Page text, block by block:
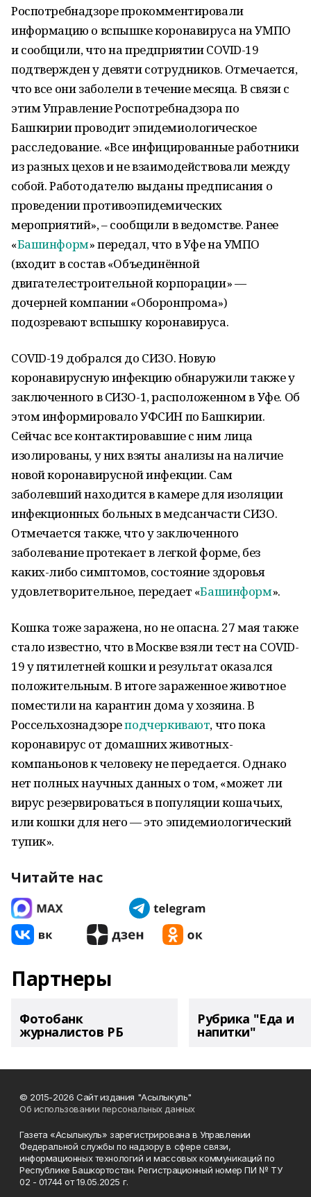
Роспотребнадзоре прокомментировали
информацию о вспышке коронавируса на УМПО
и сообщили, что на предприятии COVID-19
подтвержден у девяти сотрудников. Отмечается,
что все они заболели в течение месяца. В связи с
этим Управление Роспотребнадзора по
Башкирии проводит эпидемиологическое
расследование. «Все инфицированные работники
из разных цехов и не взаимодействовали между
собой. Работодателю выданы предписания о
проведении противоэпидемических
мероприятий», – сообщили в ведомстве. Ранее
«Башинформ» передал, что в Уфе на УМПО
(входит в состав «Объединённой
двигателестроительной корпорации» —
дочерней компании «Оборонпрома»)
подозревают вспышку коронавируса.
COVID-19 добрался до СИЗО. Новую
коронавирусную инфекцию обнаружили также у
заключенного в СИЗО-1, расположенном в Уфе. Об
этом информировало УФСИН по Башкирии.
Сейчас все контактировавшие с ним лица
изолированы, у них взяты анализы на наличие
новой коронавирусной инфекции. Сам
заболевший находится в камере для изоляции
инфекционных больных в медсанчасти СИЗО.
Отмечается также, что у заключенного
заболевание протекает в легкой форме, без
каких-либо симптомов, состояние здоровья
удовлетворительное, передает «Башинформ».
Кошка тоже заражена, но не опасна. 27 мая также
стало известно, что в Москве взяли тест на COVID-
19 у пятилетней кошки и результат оказался
положительным. В итоге зараженное животное
поместили на карантин дома у хозяина. В
Россельхознадзореподчеркивают, что пока
коронавирус от домашних животных-
компаньонов к человеку не передается. Однако
нет полных научных данных о том, «может ли
вирус резервироваться в популяции кошачьих,
или кошки для него — это эпидемиологический
тупик».
Читайте нас
Партнеры
Фотобанк
журналистов РБ
Рубрика "Еда и
напитки"
© 2015-2026 Сайт издания "Асылыкуль"
Об использовании персональных данных
Газета «Асылыкуль» зарегистрирована в Управлении
Федеральной службы по надзору в сфере связи,
информационных технологий и массовых коммуникаций по
Республике Башкортостан. Регистрационный номер ПИ № ТУ
02 - 01744 от 19.05.2025 г.